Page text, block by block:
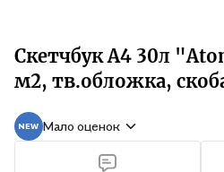
Скетчбук А4 30л
м2, тв.обложка,
Мало оценок